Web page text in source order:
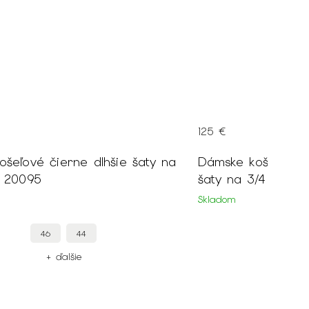
staroružové dlhšie
rukáv 20094
+ ďalšie
Dámske
vzorom 20098
Skladom
129 €